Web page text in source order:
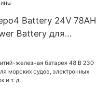
Battery 24V 78AH
Battery для